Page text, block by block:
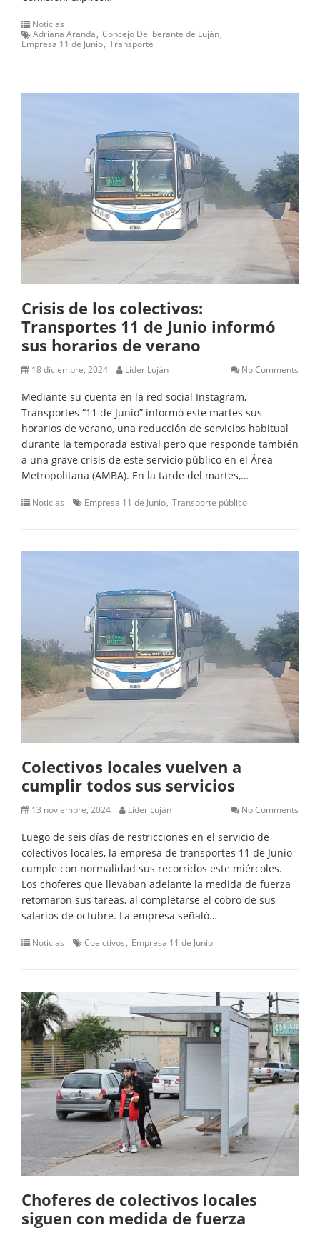
Noticias
Adriana Aranda Concejo Deliberante de Luján
Empresa 11 de Junio Transporte
Crisis de los colectivos:
Transportes 11 de Junio informó
sus horarios de verano
18 diciembre, 2024 Líder Luján No Comments
Mediante su cuenta en la red social Instagram,
Transportes “11 de Junio” informó este martes sus
horarios de verano, una reducción de servicios habitual
durante la temporada estival pero que responde también
a una grave crisis de este servicio público en el Área
Metropolitana (AMBA). En la tarde del martes,…
Noticias Empresa 11 de Junio Transporte público
Colectivos locales vuelven a
cumplir todos sus servicios
13 noviembre, 2024 Líder Luján No Comments
Luego de seis días de restricciones en el servicio de
colectivos locales, la empresa de transportes 11 de Junio
cumple con normalidad sus recorridos este miércoles.
Los choferes que llevaban adelante la medida de fuerza
retomaron sus tareas, al completarse el cobro de sus
salarios de octubre. La empresa señaló…
Noticias Coelctivos Empresa 11 de Junio
Choferes de colectivos locales
siguen con medida de fuerza